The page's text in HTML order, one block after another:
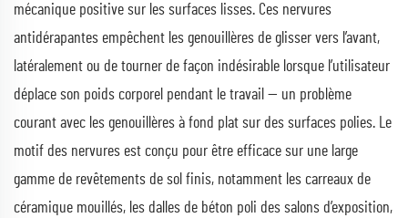
mécanique positive sur les surfaces lisses. Ces nervures
antidérapantes empêchent les genouillères de glisser vers l’avant,
latéralement ou de tourner de façon indésirable lorsque l’utilisateur
déplace son poids corporel pendant le travail — un problème
courant avec les genouillères à fond plat sur des surfaces polies. Le
motif des nervures est conçu pour être efficace sur une large
gamme de revêtements de sol finis, notamment les carreaux de
céramique mouillés, les dalles de béton poli des salons d’exposition,